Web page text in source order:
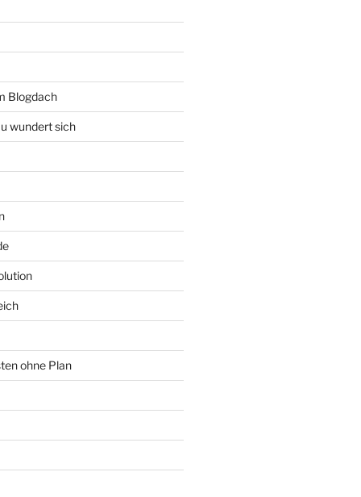
Blogdach
wundert sich
ohne Plan